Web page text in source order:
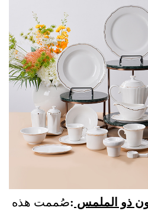
ذو الملمس :صُممت هذه